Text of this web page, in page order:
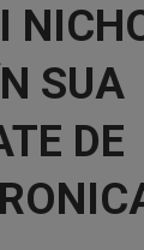
SUA
DE